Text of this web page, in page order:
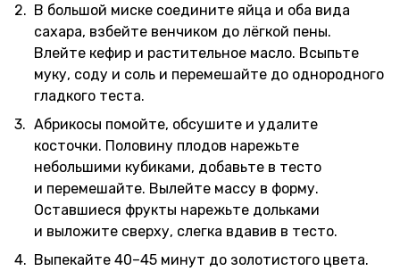
В большой миске соедините яйца и оба вида
сахара, взбейте венчиком до лёгкой пены.
Влейте кефир и растительное масло. Всыпьте
муку, соду и соль и перемешайте до однородного
гладкого теста.
Абрикосы помойте, обсушите и удалите
косточки. Половину плодов нарежьте
небольшими кубиками, добавьте в тесто
и перемешайте. Вылейте массу в форму.
Оставшиеся фрукты нарежьте дольками
и выложите сверху, слегка вдавив в тесто.
Выпекайте 40–45 минут до золотистого цвета.